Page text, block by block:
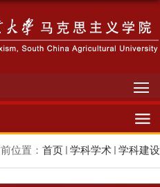
位置： 首页 学科学术 学科建设